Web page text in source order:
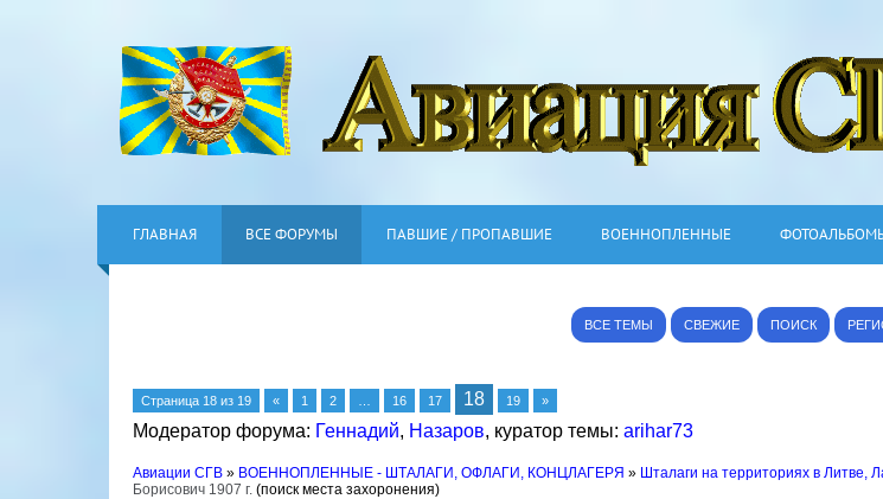
ГЛАВНАЯ ВСЕ ФОРУМЫ ПАВШИЕ / ПРОПАВШИЕ ВОЕННОПЛЕННЫЕ
ВСЕ ТЕМЫ СВЕЖИЕ ПОИСК
Страница 18 из 19 « 1 2 16 17 18 19 »
Модератор форума: Геннадий, Назаров, куратор темы: arihar73
Авиации СГВ » ВОЕННОПЛЕННЫЕ - ШТАЛАГИ, ОФЛАГИ, КОНЦЛАГЕРЯ » Шталаги на территориях в Литве,
Борисович 1907 г. (поиск места захоронения)